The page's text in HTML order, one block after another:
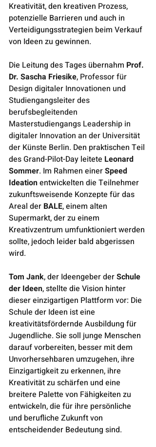
Kreativität, den kreativen Prozess,
potenzielle Barrieren und auch in
Verteidigungsstrategien beim Verkauf
von Ideen zu gewinnen.
Die Leitung des Tages übernahm Prof.
Dr. Sascha Friesike, Professor für
Design digitaler Innovationen und
Studiengangsleiter des
berufsbegleitenden
Masterstudiengangs Leadership in
digitaler Innovation an der Universität
der Künste Berlin. Den praktischen Teil
des Grand-Pilot-Day leitete Leonard
Sommer. Im Rahmen einer Speed
Ideation entwickelten die Teilnehmer
zukunftsweisende Konzepte für das
Areal der BALE, einem alten
Supermarkt, der zu einem
Kreativzentrum umfunktioniert werden
sollte, jedoch leider bald abgerissen
wird.
Tom Jank, der Ideengeber der Schule
der Ideen, stellte die Vision hinter
dieser einzigartigen Plattform vor: Die
Schule der Ideen ist eine
kreativitätsfördernde Ausbildung für
Jugendliche. Sie soll junge Menschen
darauf vorbereiten, besser mit dem
Unvorhersehbaren umzugehen, ihre
Einzigartigkeit zu erkennen, ihre
Kreativität zu schärfen und eine
breitere Palette von Fähigkeiten zu
entwickeln, die für ihre persönliche
und berufliche Zukunft von
entscheidender Bedeutung sind.